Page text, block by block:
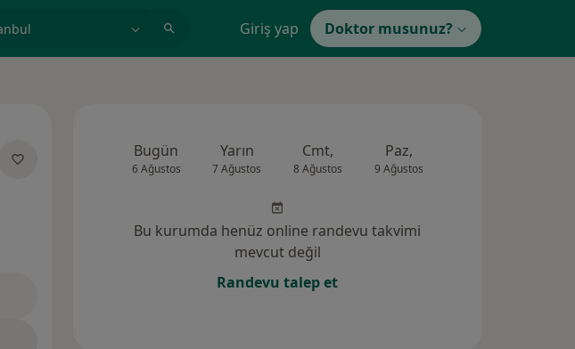
Giriş yap Doktor musunuz?
Bugün
6 Ağustos
Yarın
7 Ağustos
Cmt,
8 Ağustos
Paz,
9 Ağustos
Bu kurumda henüz online randevu takvimi
mevcut değil
Randevu talep et